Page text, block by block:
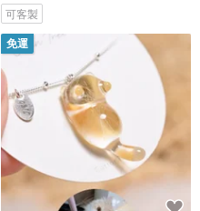
可客製
免運